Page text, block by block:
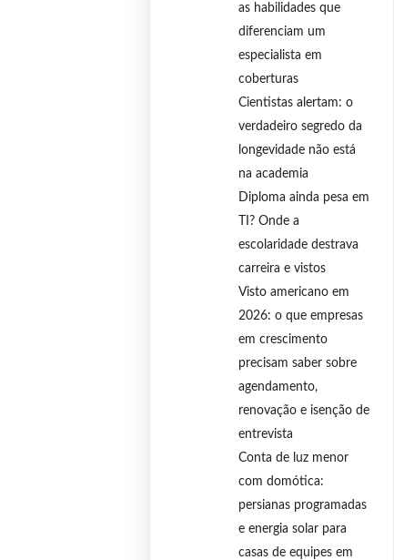
as habilidades que
diferenciam um
especialista em
coberturas
Cientistas alertam: o
verdadeiro segredo da
longevidade não está
na academia
Diploma ainda pesa em
TI? Onde a
escolaridade destrava
carreira e vistos
Visto americano em
2026: o que empresas
em crescimento
precisam saber sobre
agendamento,
renovação e isenção de
entrevista
Conta de luz menor
com domótica:
persianas programadas
e energia solar para
casas de equipes em